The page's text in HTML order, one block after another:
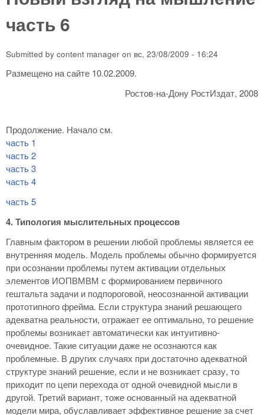
часть 6
Submitted by content manager on вс, 23/08/2009 - 16:24
Размещено на сайте 10.02.2009.
Ростов-на-Дону РостИздат, 2008
Продолжение. Начало см.
часть 1
часть 2
часть 3
часть 4
часть 5
4. Типология мыслительных процессов
Главным фактором в решении любой проблемы является ее
внутренняя модель. Модель проблемы обычно формируется
при осознании проблемы путем активации отдельных
элементов ИОПВМВМ с формированием первичного
гештальта задачи и подпороговой, неосознанной активации
прототипного фрейма. Если структура знаний решающего
адекватна реальности, отражает ее оптимально, то решение
проблемы возникает автоматически как интуитивно-
очевидное. Такие ситуации даже не осознаются как
проблемные. В других случаях при достаточно адекватной
структуре знаний решение, если и не возникает сразу, то
приходит по цепи перехода от одной очевидной мысли в
другой. Третий вариант, тоже основанный на адекватной
модели мира, обуславливает эффективное решение за счет